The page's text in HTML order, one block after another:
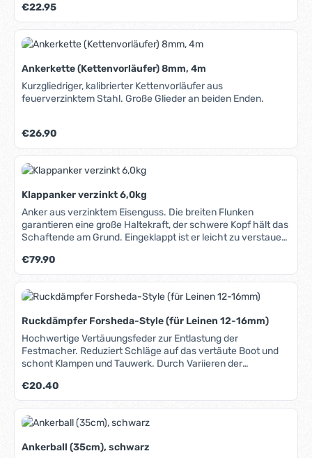
das auch nach längerem Einsatz im Wasser weich und
formstabil bleibt. Ein Ende mit eingespleißtem Auge, das
andere mit Takling. In unserem Blog erfahren Sie mehr über
Materialien, Herstellung und Pflege von Tauwerk.
Regulärer Preis:
€22.95
Ankerkette (Kettenvorläufer) 8mm, 4m
Kurzgliedriger, kalibrierter Kettenvorläufer aus
feuerverzinktem Stahl. Große Glieder an beiden Enden.
Regulärer Preis:
€26.90
Klappanker verzinkt 6,0kg
Anker aus verzinktem Eisenguss. Die breiten Flunken
garantieren eine große Haltekraft, der schwere Kopf hält das
Schaftende am Grund. Eingeklappt ist er leicht zu verstauen
Regulärer Preis:
€79.90
Ruckdämpfer Forsheda-Style (für Leinen 12-16mm)
Hochwertige Vertäuungsfeder zur Entlastung der
Festmacher. Reduziert Schläge auf das vertäute Boot und
schont Klampen und Tauwerk. Durch Variieren der
Federbewegung festgelegt werden: Bei 1 Windung 120mm,
bei 2 Windungen 225mm, bei 3 Windungen 325mm.
Regulärer Preis:
€20.40
Ankerball (35cm), schwarz